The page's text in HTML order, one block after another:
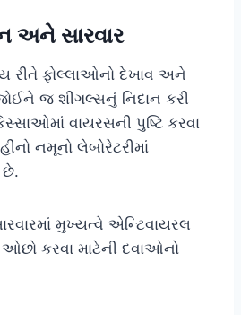
અને સારવાર
રીતે ફોલ્લાઓનો દેખાવ અને
જોઈને જ શીંગલ્સનું નિદાન કરી
વાયરસની પુષ્ટિ કરવા
નમૂનો લેબોરેટરીમાં
છે.
મુખ્યત્વે એન્ટિવાયરલ
કરવા માટેની દવાઓનો